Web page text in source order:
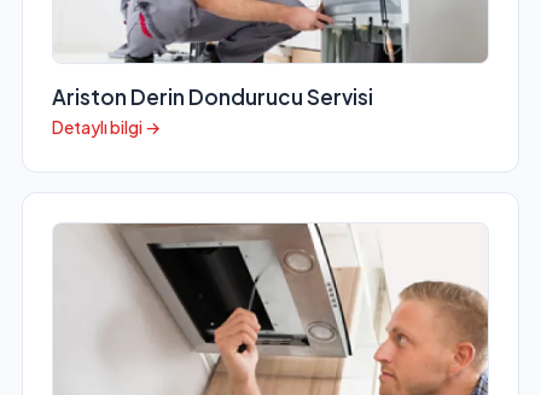
Ariston Derin Dondurucu Servisi
Detaylı bilgi →